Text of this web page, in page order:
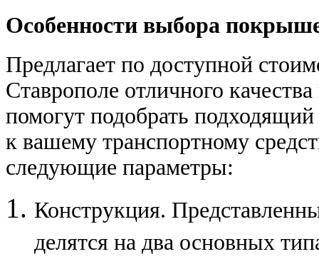
Особенности выбора
Предлагает по доступной
Ставрополе отличного
помогут подобрать
к вашему транспортному
следующие параметры:
Конструкция.
делятся на два основных